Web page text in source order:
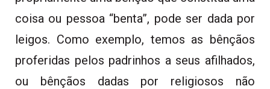
coisa ou pessoa “benta”, pode ser dada por
leigos. Como exemplo, temos as bênçãos
proferidas pelos padrinhos a seus afilhados,
ou bênçãos dadas por religiosos não